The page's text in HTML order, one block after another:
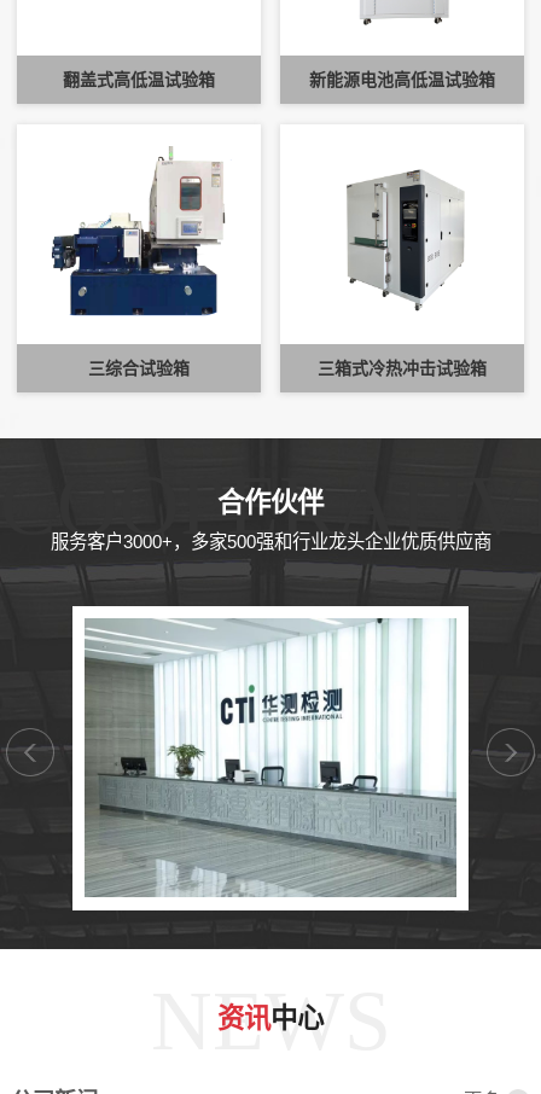
翻盖式高低温试验箱 新能源电池高低温试验箱
三综合试验箱 三箱式冷热冲击试验箱
合作伙伴
服务客户3000+，多家500强和行业龙头企业优质供应商
NEWS
资讯中心